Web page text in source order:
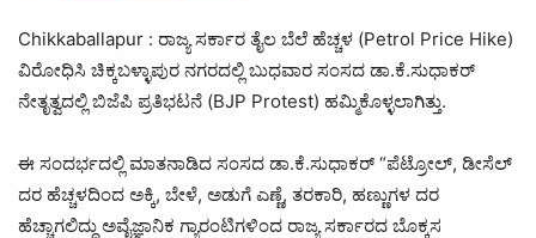
Chikkaballapur : ರಾಜ್ಯ ಸರ್ಕಾರ ತೈಲ ಬೆಲೆ ಹೆಚ್ಚಳ (Petrol Price Hike)
ವಿರೋಧಿಸಿ ಚಿಕ್ಕಬಳ್ಳಾಪುರ ನಗರದಲ್ಲಿ ಬುಧವಾರ ಸಂಸದ ಡಾ.ಕೆ.ಸುಧಾಕರ್‌
ನೇತೃತ್ವದಲ್ಲಿ ಬಿಜೆಪಿ ಪ್ರತಿಭಟನೆ (BJP Protest) ಹಮ್ಮಿಕೊಳ್ಳಲಾಗಿತ್ತು.
ಈ ಸಂದರ್ಭದಲ್ಲಿ ಮಾತನಾಡಿದ ಸಂಸದ ಡಾ.ಕೆ.ಸುಧಾಕರ್‌ “ಪೆಟ್ರೋಲ್‌, ಡೀಸೆಲ್‌
ದರ ಹೆಚ್ಚಳದಿಂದ ಅಕ್ಕಿ, ಬೇಳೆ, ಅಡುಗೆ ಎಣ್ಣೆ, ತರಕಾರಿ, ಹಣ್ಣುಗಳ ದರ
ಹೆಚ್ಚಾಗಲಿದ್ದು ಅವೈಜ್ಞಾನಿಕ ಗ್ಯಾರಂಟಿಗಳಿಂದ ರಾಜ್ಯ ಸರ್ಕಾರದ ಬೊಕ್ಕಸ